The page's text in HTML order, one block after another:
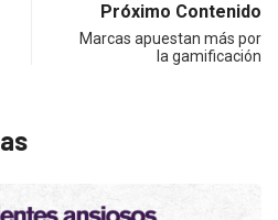
Próximo Contenido
Marcas apuestan más por
la gamificación